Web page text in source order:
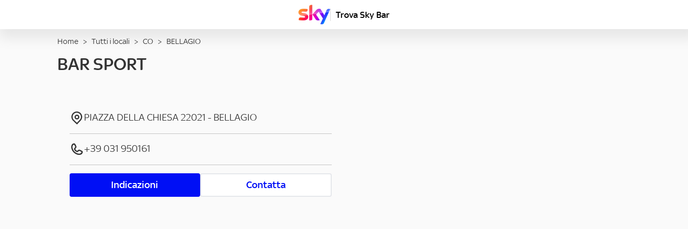
Trova Sky Bar
Home > Tutti i locali > CO > BELLAGIO
BAR SPORT
PIAZZA DELLA CHIESA22021 - BELLAGIO
+39 031 950161
Indicazioni Contatta